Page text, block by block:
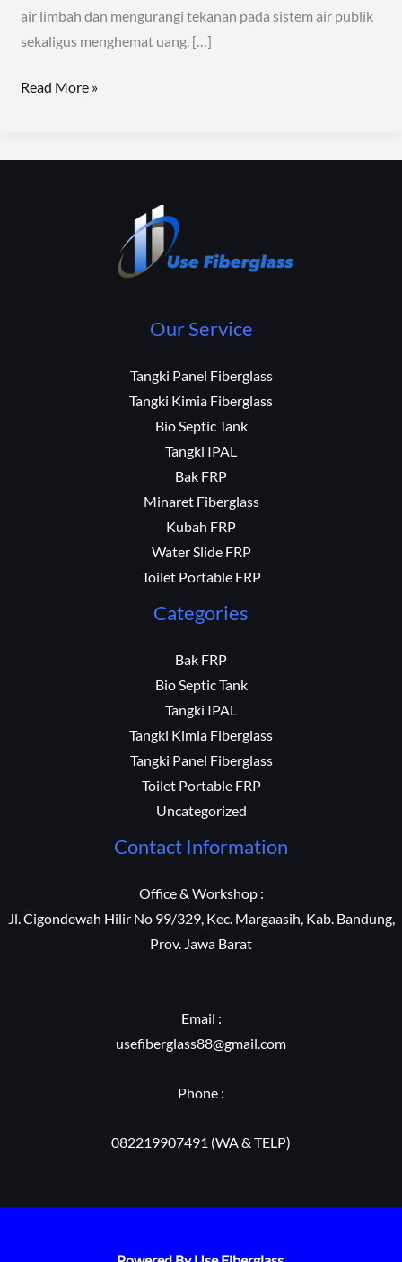
air limbah dan mengurangi tekanan pada sistem air publik
sekaligus menghemat uang. […]
Read More »
Our Service
Tangki Panel Fiberglass
Tangki Kimia Fiberglass
Bio Septic Tank
Tangki IPAL
Bak FRP
Minaret Fiberglass
Kubah FRP
Water Slide FRP
Toilet Portable FRP
Categories
Bak FRP
Bio Septic Tank
Tangki IPAL
Tangki Kimia Fiberglass
Tangki Panel Fiberglass
Toilet Portable FRP
Uncategorized
Contact Information
Office & Workshop :
Jl. Cigondewah Hilir No 99/329, Kec. Margaasih, Kab. Bandung,
Prov. Jawa Barat
Email :
usefiberglass88@gmail.com
Phone :
082219907491 (WA & TELP)